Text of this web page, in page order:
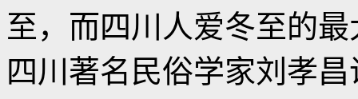
至，而四川人爱冬至的
四川著名民俗学家刘孝